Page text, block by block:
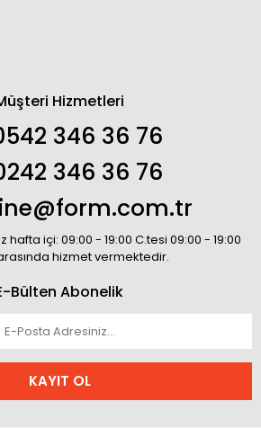
Hizmetleri
346 36 76
346 36 76
içi: 09:00 - 19:00 C.tesi 09:00 - 19:00
hizmet vermektedir.
Bülten Abonelik
KAYIT OL